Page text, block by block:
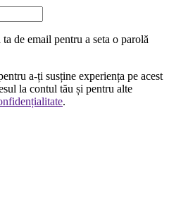
de email pentru a seta o parolă
a-ți susține experiența pe acest
la contul tău și pentru alte
.